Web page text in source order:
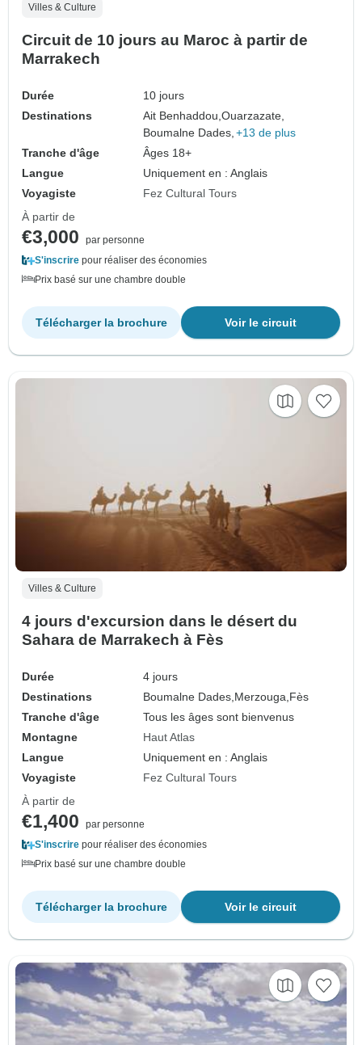
Villes & Culture
Circuit de 10 jours au Maroc à partir de
Marrakech
Durée
10 jours
Destinations
Ait Benhaddou,Ouarzazate,
Boumalne Dades, +13 de plus
Tranche d'âge
Âges 18+
Langue
Uniquement en : Anglais
Voyagiste
Fez Cultural Tours
À partir de
€3,000
par personne
S'inscrire pour réaliser des économies
Prix basé sur une chambre double
Voir le circuit
Télécharger la brochure
Villes & Culture
4 jours d'excursion dans le désert du
Sahara de Marrakech à Fès
Durée
4 jours
Destinations
Boumalne Dades, Merzouga, Fès
Tranche d'âge
Tous les âges sont bienvenus
Montagne
Haut Atlas
Langue
Uniquement en : Anglais
Voyagiste
Fez Cultural Tours
À partir de
€1,400
par personne
S'inscrire pour réaliser des économies
Prix basé sur une chambre double
Voir le circuit
Télécharger la brochure